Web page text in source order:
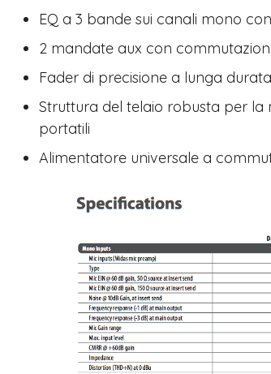
EQ a 3 bande sui canali mono
2 mandate aux con
Fader di precisione a lunga
Struttura del telaio robusta per
portatili
Alimentatore universale a